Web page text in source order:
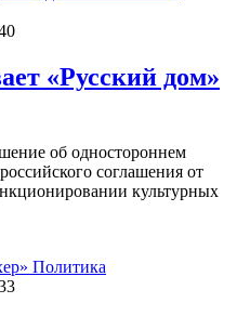
«Русский дом»
об одностороннем
соглашения от
культурных
Политика